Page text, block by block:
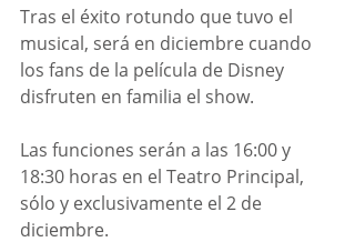
Tras el éxito rotundo que tuvo el
musical, será en diciembre cuando
los fans de la película de Disney
disfruten en familia el show.
Las funciones serán a las 16:00 y
18:30 horas en el Teatro Principal,
sólo y exclusivamente el 2 de
diciembre.